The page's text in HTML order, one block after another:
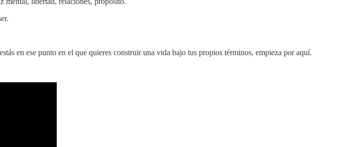
en ese punto en el que quieres construir una vida bajo tus propios términos, empieza por aquí.